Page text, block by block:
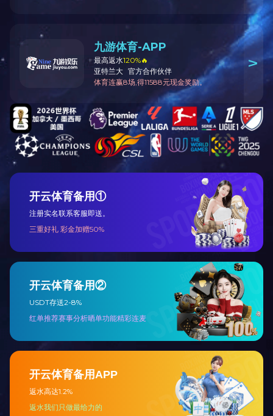
WAX-100系列压力变送器
星空体育(中国)
在线反馈
联系我们
产品展示
传感器/变送器
流量计系列
液位/料位系列
阀门/执行装置
液压/气动元件
化验/分析仪器
其他机电仪产品
新闻动态
企业新闻
特色功能
网站地图
聚合标签
关注我们